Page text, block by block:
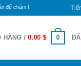
cho đời sống các bạn
HÀNG /0.00 $ 0